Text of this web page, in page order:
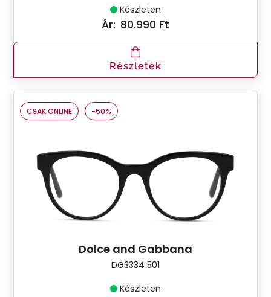
Készleten
Ár: 80.990 Ft
Részletek
CSAK ONLINE -50%
Dolce and Gabbana
DG3334 501
Készleten